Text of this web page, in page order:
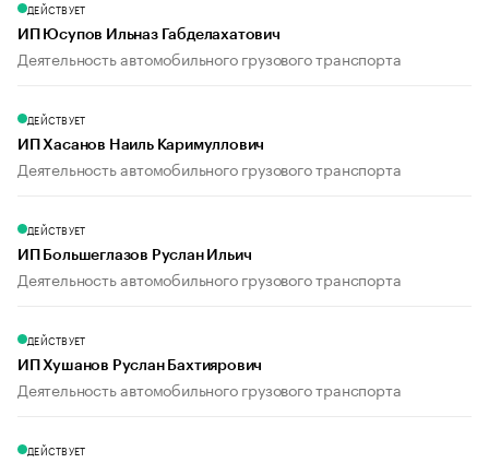
ДЕЙСТВУЕТ
ИП Юсупов Ильназ Габделахатович
Деятельность автомобильного грузового транспорта
ДЕЙСТВУЕТ
ИП Хасанов Наиль Каримуллович
Деятельность автомобильного грузового транспорта
ДЕЙСТВУЕТ
ИП Большеглазов Руслан Ильич
Деятельность автомобильного грузового транспорта
ДЕЙСТВУЕТ
ИП Хушанов Руслан Бахтиярович
Деятельность автомобильного грузового транспорта
ДЕЙСТВУЕТ